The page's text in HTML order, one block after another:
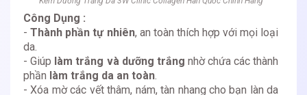
Công Dụng :
-Thành phần tự nhiên, an toàn thích hợp với mọi loại
da.
- Giúp làm trắng và dưỡng trắng nhờ chứa các thành
phần làm trắng da an toàn.
- Xóa mờ các vết thâm, nám, tàn nhang cho bạn làn da